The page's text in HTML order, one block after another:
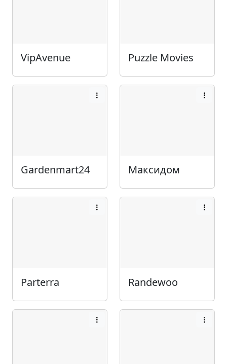
VipAvenue Puzzle Movies
Gardenmart24 Максидом
Parterra Randewoo